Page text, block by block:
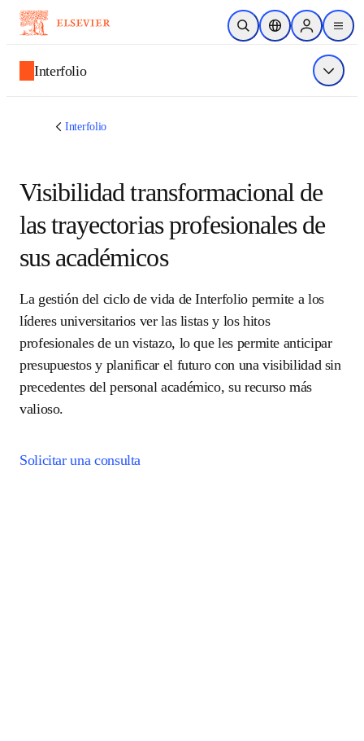
Saltar al contenido principal
Abrir búsqueda
Selector deSign in to
menu
Interfolio
Interfolio
Visibilidad
transformacional de las
trayectorias profesionales
de sus académicos
La gestión del ciclo de vida de Interfolio permite a
los líderes universitarios ver las listas y los hitos
profesionales de un vistazo, lo que les permite
anticipar presupuestos y planificar el futuro con una
visibilidad sin precedentes del personal académico,